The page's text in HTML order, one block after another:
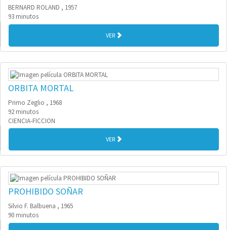
BERNARD ROLAND , 1957
93 minutos
VER
ORBITA MORTAL
Primo Zeglio , 1968
92 minutos
CIENCIA-FICCION
VER
PROHIBIDO SOÑAR
Silvio F. Balbuena , 1965
90 minutos